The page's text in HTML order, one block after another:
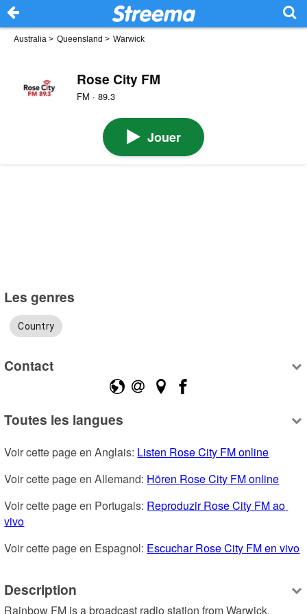
Australia > Queensland > Warwick
Rose City FM
FM · 89.3
Jouer
Les genres
Country
Contact
Toutes les langues
Voir cette page en Anglais: Listen Rose City FM online
Voir cette page en Allemand: Hören Rose City FM online
Voir cette page en Portugais: Reproduzir Rose City FM ao
vivo
Voir cette page en Espagnol: Escuchar Rose City FM en vivo
Description
Rainbow FM is a broadcast radio station from Warwick,